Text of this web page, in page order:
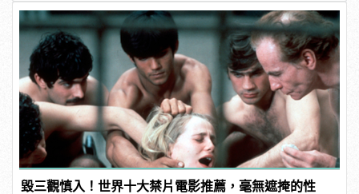
毀三觀慎入！世界十大禁片電影推薦，毫無遮掩的性